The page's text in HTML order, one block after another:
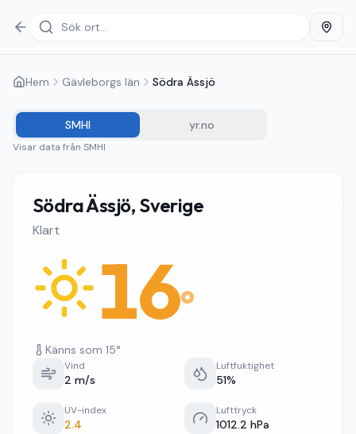
Hem Gävleborgs län Södra Ässjö
SMHI yr.no
Visar data från SMHI
Södra Ässjö, Sverige
Klart
16°
Känns som 15°
Vind
2 m/s
Luftfuktighet
51%
UV-index
2.4
Lufttryck
1012.2 hPa